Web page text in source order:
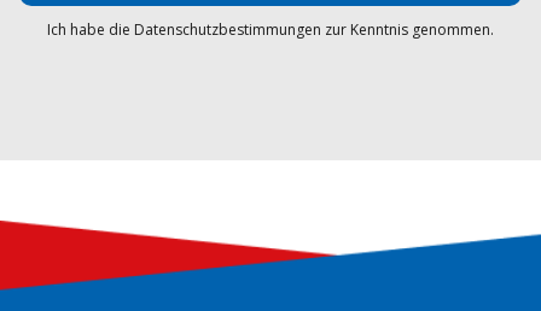
Ich habe die Datenschutzbestimmungen zur Kenntnis genommen.